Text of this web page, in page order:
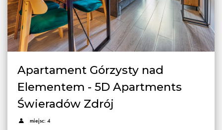
Apartament Górzysty nad
Elementem - 5D Apartments
Świeradów Zdrój
miejsc: 4